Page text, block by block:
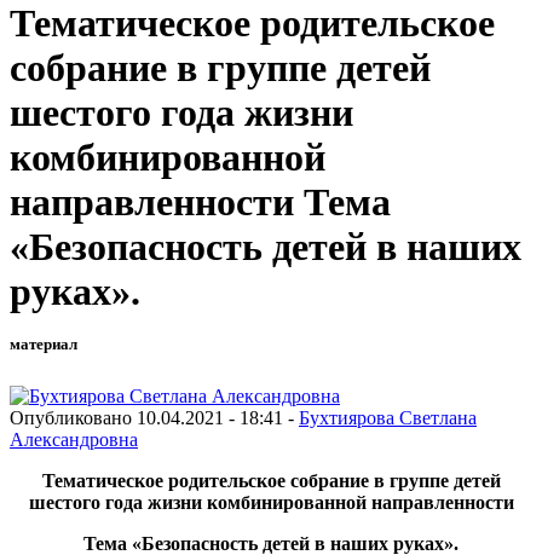
Тематическое родительское
собрание в группе детей
шестого года жизни
комбинированной
направленности Тема
«Безопасность детей в наших
руках».
материал
Опубликовано 10.04.2021 - 18:41 - Бухтиярова Светлана
Александровна
Тематическое родительское собрание в группе детей
шестого года жизни комбинированной направленности
Тема «Безопасность детей в наших руках».